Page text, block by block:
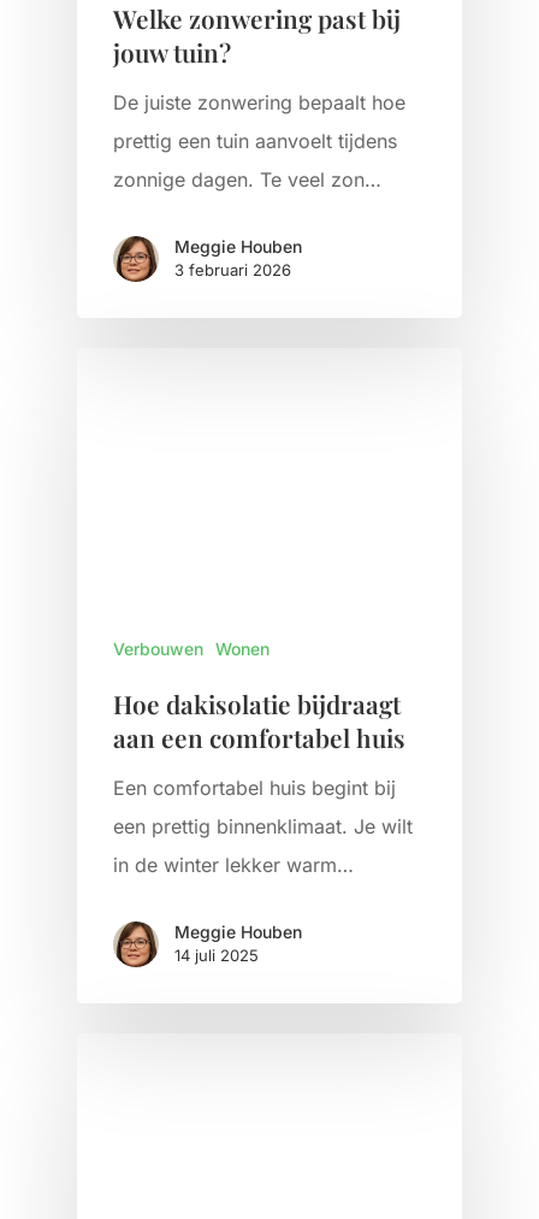
Welke zonwering past bij
jouw tuin?
De juiste zonwering bepaalt hoe
prettig een tuin aanvoelt tijdens
zonnige dagen. Te veel zon…
Meggie Houben
3 februari 2026
Verbouwen Wonen
Hoe dakisolatie bijdraagt
aan een comfortabel huis
Een comfortabel huis begint bij
een prettig binnenklimaat. Je wilt
in de winter lekker warm…
Meggie Houben
14 juli 2025